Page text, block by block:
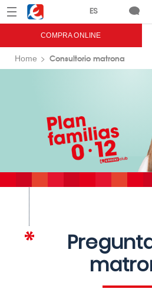
Menú Eroski
COMPRA ONLINE
Home Consultorio matrona